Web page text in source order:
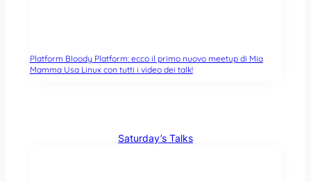
Platform Bloody Platform: ecco il primo nuovo meetup di Mia
Mamma Usa Linux con tutti i video dei talk!
Saturday’s Talks